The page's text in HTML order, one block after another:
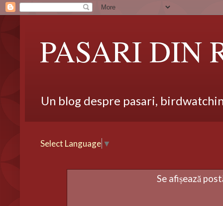
PASARI DIN
Un blog despre pasari,
Select Language ▼
Se afișează